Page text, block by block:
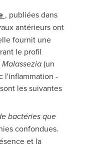
, publiées dans
antérieurs ont
fournit une
le profil
Malassezia(un
l'inflammation -
les suivantes
bactéries que
confondues.
et la